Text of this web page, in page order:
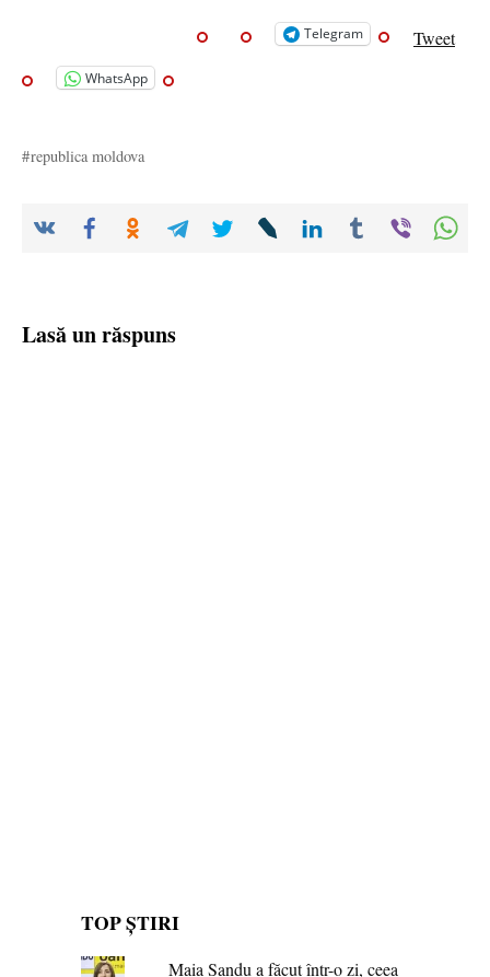
Telegram Tweet
WhatsApp
republica moldova
Lasă un răspuns
TOP ȘTIRI
Maia Sandu a făcut într-o zi, ceea